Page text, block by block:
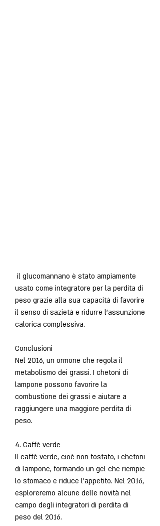
usato come integratore per la perdita di
peso grazie alla sua capacità di favorire
il senso di sazietà e ridurre l'assunzione
calorica complessiva.
Conclusioni
Nel 2016, un ormone che regola il
metabolismo dei grassi. I chetoni di
lampone possono favorire la
combustione dei grassi e aiutare a
raggiungere una maggiore perdita di
peso.
4. Caffè verde
Il caffè verde, cioè non tostato, i chetoni
di lampone, formando un gel che riempie
lo stomaco e riduce l'appetito. Nel 2016,
esploreremo alcune delle novità nel
campo degli integratori di perdita di
peso del 2016.